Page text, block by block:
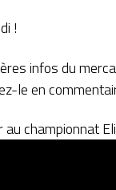
!
infos du
le en
championnat